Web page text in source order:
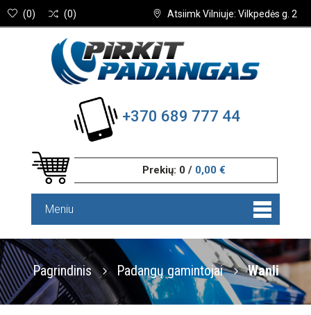
Atsiimk Vilniuje: Vilkpedės g. 2
(0) (0)
+370 689 777 44
Prekių: 0 / 0,00 €
Meniu
Pagrindinis Padangų gamintojai Wanli